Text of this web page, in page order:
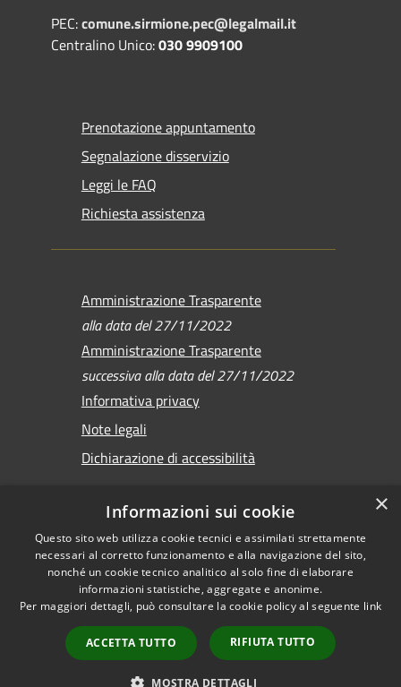
PEC:comune.sirmione.pec@legalmail.it
Centralino Unico:030 9909100
Prenotazione appuntamento
Segnalazione disservizio
Leggi le FAQ
Richiesta assistenza
Amministrazione Trasparente
alla data del 27/11/2022
Amministrazione Trasparente
successiva alla data del 27/11/2022
Informativa privacy
Note legali
Dichiarazione di accessibilità
RSS
Accessibilità
Privacy
Cookie
Mappa del sito
Versione
Copyright © 2026 •
Comune di Sirmione •
Powered by
Municipium•
Accesso redazione
×
Informazioni sui cookie
Questo sito web utilizza cookie tecnici e assimilati strettamente
necessari al corretto funzionamento e alla navigazione del sito,
nonché un cookie tecnico analitico al solo fine di elaborare
informazioni statistiche, aggregate e anonime.
Per maggiori dettagli, può consultare la cookie policy al seguente link
ACCETTA TUTTO RIFIUTA TUTTO
MOSTRA DETTAGLI